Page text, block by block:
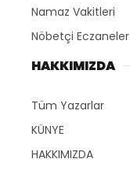
Namaz Vakitleri
Nöbetçi Eczaneler
HAKKIMIZDA
Tüm Yazarlar
KÜNYE
HAKKIMIZDA